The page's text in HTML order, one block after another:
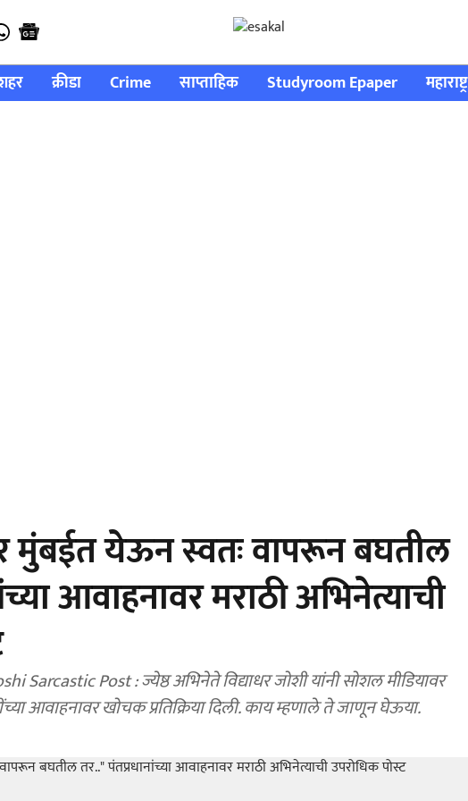
क्रीडा Crime साप्ताहिक Studyroom Epaper महाराष्ट्र
मुंबईत येऊन स्वतः वापरून बघतील
आवाहनावर मराठी अभिनेत्याची
Sarcastic Post : ज्येष्ठ अभिनेते विद्याधर जोशी यांनी सोशल मीडियावर
आवाहनावर खोचक प्रतिक्रिया दिली. काय म्हणाले ते जाणून घेऊया.